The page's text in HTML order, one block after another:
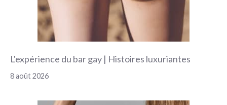
L'expérience du bar gay | Histoires luxuriantes
8 août 2026